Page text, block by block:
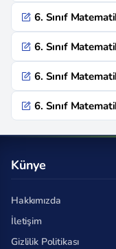
6. Sınıf
6. Sınıf
6. Sınıf
6. Sınıf
Künye
Hakkımızda
İletişim
Gizlilik Politikası